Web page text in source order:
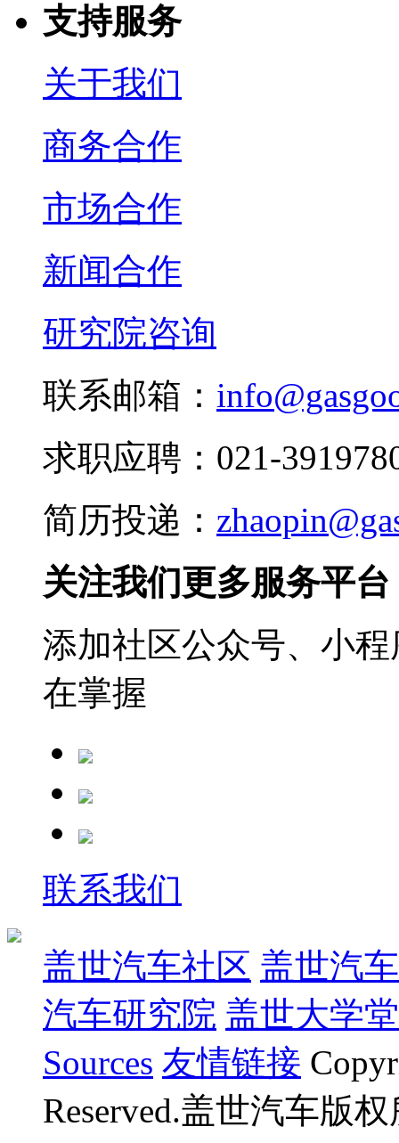
支持服务
关于我们
商务合作
市场合作
新闻合作
研究院咨询
联系邮箱：
求职应聘：021-
简历投递：
关注我们更多服务平台
添加社区公众号、小
在掌握
联系我们
盖世汽车社区 盖世汽
汽车研究院 盖世大学堂
Sources 友情链接
Reserved.盖世汽车版